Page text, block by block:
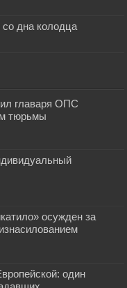
дна колодца
главаря ОПС
тюрьмы
осужден за
один